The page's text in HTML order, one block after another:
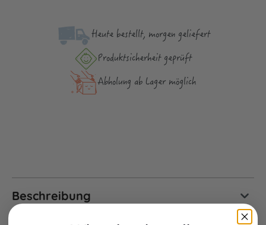
Heute bestellt, morgen geliefert
Produktsicher­heit geprüft
Abholung ab Lager möglich
Beschreibung